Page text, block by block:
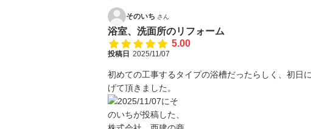
そのいち さん
浴室、洗面所のリフォーム
5.00
投稿日 2025/11/07
初めての工事するタイプの浴槽だったらしく、初日
げて頂きました。